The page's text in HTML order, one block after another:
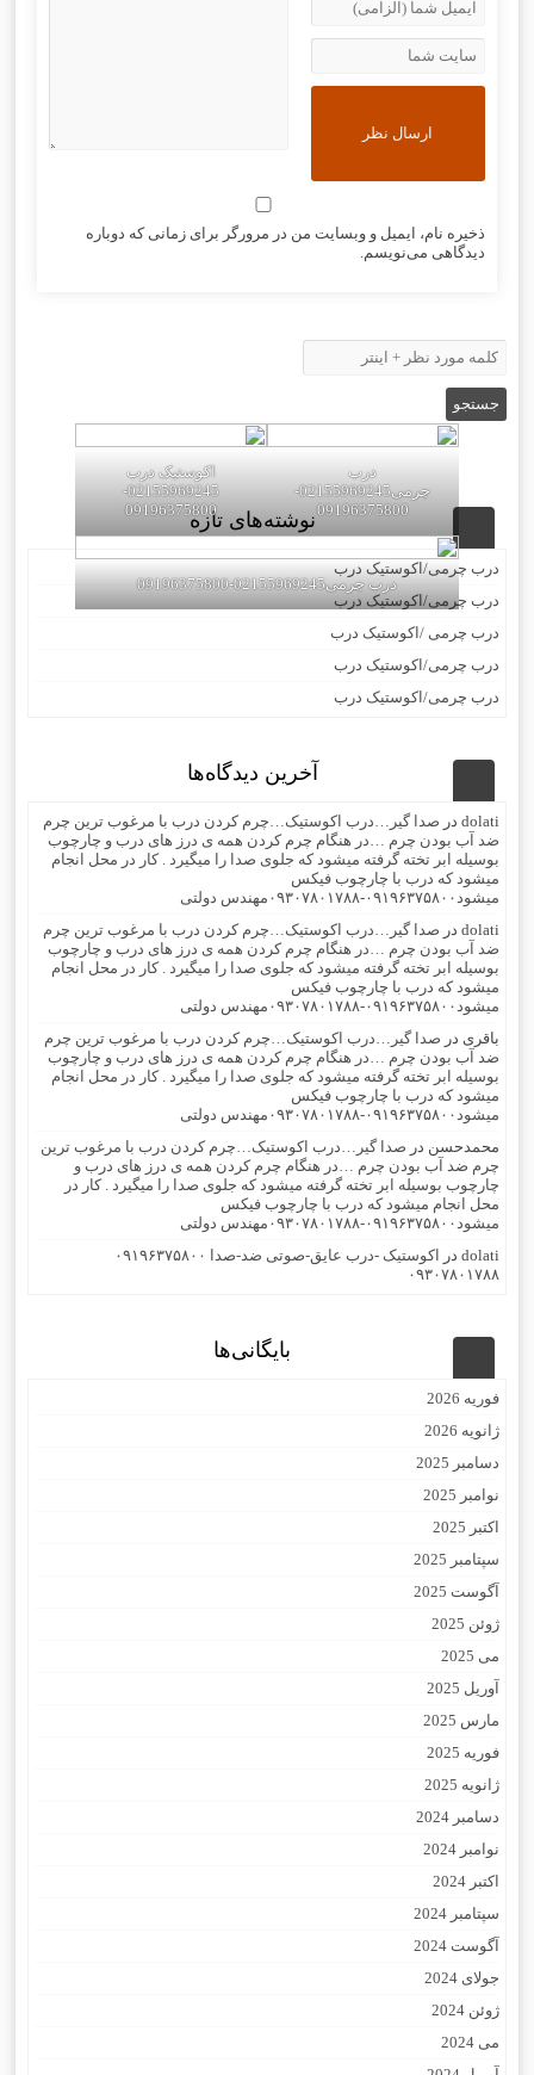
ذخیره نام، ایمیل و وبسایت من در مرورگر برای زمانی که دوباره
دیدگاهی می‌نویسم.
درب
چرمی02155969245-
09196375800
اکوستیک درب
02155969245-
09196375800
درب چرمی02155969245-09196375800
نوشته‌های تازه
درب چرمی/اکوستیک درب
درب چرمی/اکوستیک درب
درب چرمی /اکوستیک درب
درب چرمی/اکوستیک درب
درب چرمی/اکوستیک درب
آخرین دیدگاه‌ها
dolati در صدا گیر…درب اکوستیک…چرم کردن درب با مرغوب ترین چرم
ضد آب بودن چرم …در هنگام چرم کردن همه ی درز های درب و چارچوب
بوسیله ابر تخته گرفته میشود که جلوی صدا را میگیرد . کار در محل انجام
میشود که درب با چارچوب فیکس
میشود۰۹۱۹۶۳۷۵۸۰۰-۰۹۳۰۷۸۰۱۷۸۸مهندس دولتی
dolati در صدا گیر…درب اکوستیک…چرم کردن درب با مرغوب ترین چرم
ضد آب بودن چرم …در هنگام چرم کردن همه ی درز های درب و چارچوب
بوسیله ابر تخته گرفته میشود که جلوی صدا را میگیرد . کار در محل انجام
میشود که درب با چارچوب فیکس
میشود۰۹۱۹۶۳۷۵۸۰۰-۰۹۳۰۷۸۰۱۷۸۸مهندس دولتی
باقری در صدا گیر…درب اکوستیک…چرم کردن درب با مرغوب ترین چرم
ضد آب بودن چرم …در هنگام چرم کردن همه ی درز های درب و چارچوب
بوسیله ابر تخته گرفته میشود که جلوی صدا را میگیرد . کار در محل انجام
میشود که درب با چارچوب فیکس
میشود۰۹۱۹۶۳۷۵۸۰۰-۰۹۳۰۷۸۰۱۷۸۸مهندس دولتی
محمدحسن در صدا گیر…درب اکوستیک…چرم کردن درب با مرغوب ترین
چرم ضد آب بودن چرم …در هنگام چرم کردن همه ی درز های درب و
چارچوب بوسیله ابر تخته گرفته میشود که جلوی صدا را میگیرد . کار در
محل انجام میشود که درب با چارچوب فیکس
میشود۰۹۱۹۶۳۷۵۸۰۰-۰۹۳۰۷۸۰۱۷۸۸مهندس دولتی
dolati در
اکوستیک -درب عایق-صوتی ضد-صدا ۰۹۱۹۶۳۷۵۸۰۰
۰۹۳۰۷۸۰۱۷۸۸
بایگانی‌ها
فوریه 2026
ژانویه 2026
دسامبر 2025
نوامبر 2025
اکتبر 2025
سپتامبر 2025
آگوست 2025
ژوئن 2025
می 2025
آوریل 2025
مارس 2025
فوریه 2025
ژانویه 2025
دسامبر 2024
نوامبر 2024
اکتبر 2024
سپتامبر 2024
آگوست 2024
جولای 2024
ژوئن 2024
می 2024